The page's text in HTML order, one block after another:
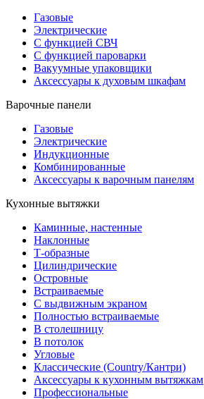
Газовые
Электрические
С функцией СВЧ
С функцией пароварки
Вакуумные упаковщики
Аксессуары к духовым шкафам
Варочные панели
Газовые
Электрические
Индукционные
Комбинированные
Аксессуары к варочным панелям
Кухонные вытяжки
Каминные, настенные
Наклонные
Т-образные
Цилиндрические
Островные
Встраиваемые
С выдвижным экраном
Полностью встраиваемые
В столешницу
В потолок
Угловые
Классические (Country/Кантри)
Аксессуары к кухонным вытяжкам
Профессиональные